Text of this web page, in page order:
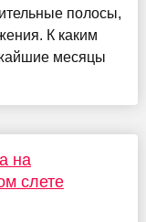
полосы,
К каким
месяцы
на
слете